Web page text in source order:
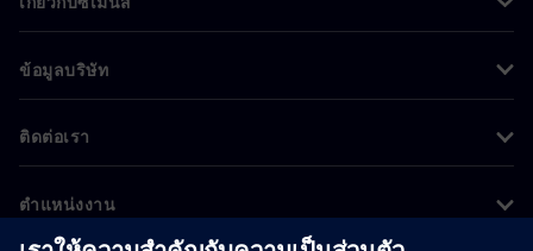
ข้อมูลบริษัท
ติดต่อเรา
ตำแหน่งงาน